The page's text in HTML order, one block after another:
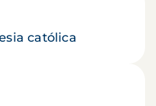
católica